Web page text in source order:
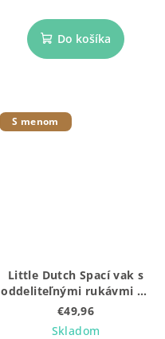
Do košíka
S menom
Little Dutch Spací vak s
oddeliteľnými rukávmi 90
cm Blueberry Leaves
€49,96
Skladom